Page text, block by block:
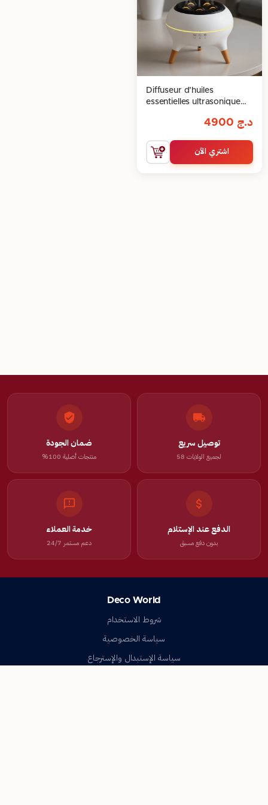
Diffuseur d’huiles
essentielles ultrasonique
télécommande et lumières
د.ج
اشتري الآن
توصيل سريع
لجميع الولايات 58
ضمان الجودة
منتجات أصلية 100%
الدفع عند الإستلام
بدون دفع مسبق
خدمة العملاء
دعم مستمر 24/7
Deco World
شروط الاستخدام
سياسة الخصوصية
سياسة الإستبدال والإسترجاع